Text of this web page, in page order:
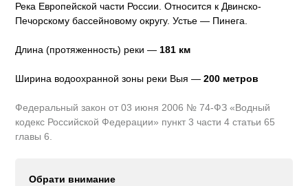
Река Европейской части России. Относится к Двинско-
Печорскому бассейновому округу.Устье — Пинега.
Длина (протяженность) реки — 181 км
Ширина водоохранной зоны реки Выя —200 метров
Федеральный закон от 03 июня 2006 № 74-ФЗ «Водный
кодекс Российской Федерации» пункт 3 части 4 статьи 65
главы 6.
Обрати внимание